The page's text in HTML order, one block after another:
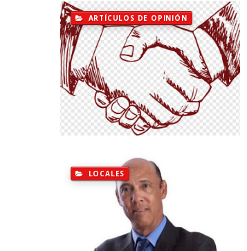
ARTÍCULOS DE OPINIÓN
LOCALES